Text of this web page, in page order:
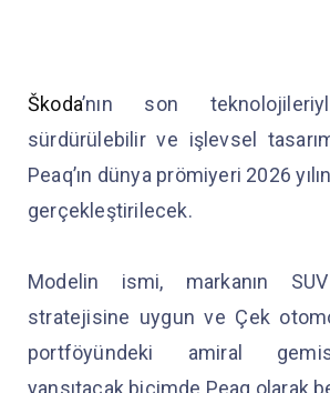
Škoda’nın son
sürdürülebilir ve işlevsel
Peaq’ın dünya prömiyeri 2026
gerçekleştirilecek.
Modelin ismi, markanın
stratejisine uygun ve Çek
portföyündeki amiral